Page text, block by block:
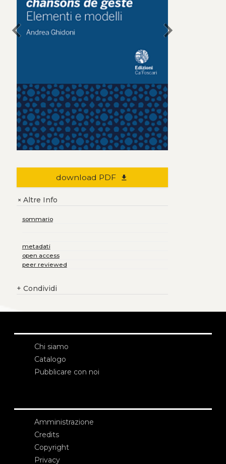
chevron_left chevron_right
download PDF file_download
+Altre Info
sommario
metadati
open access
peer reviewed
+ Condividi
Chi siamo
Catalogo
Pubblicare con noi
Amministrazione
Credits
Copyright
Privacy